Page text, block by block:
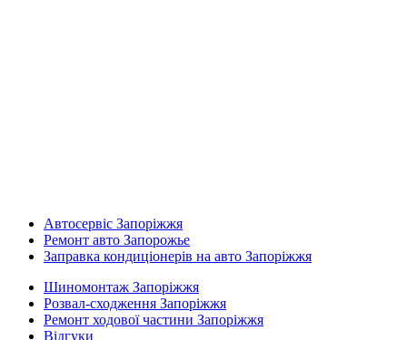
Автосервіс Запоріжжя
Ремонт авто Запорожье
Заправка кондиціонерів на авто Запоріжжя
Шиномонтаж Запоріжжя
Розвал-сходження Запоріжжя
Ремонт ходової частини Запоріжжя
Відгуки